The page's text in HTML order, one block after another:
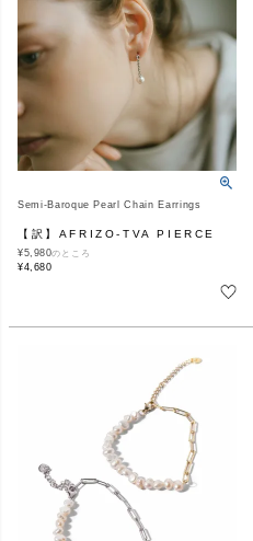
Semi-Baroque Pearl Chain Earrings
【訳】AFRIZO-TVA PIERCE
¥5,980のところ
¥4,680